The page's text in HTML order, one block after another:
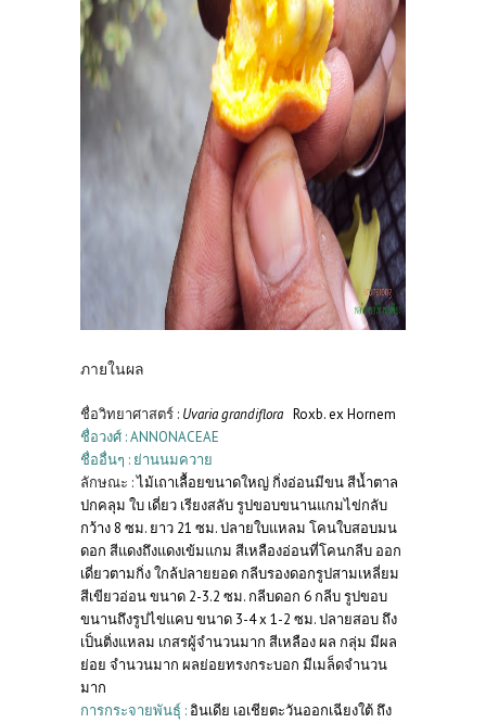
ภายในผล
ชื่อวิทยาศาสตร์ : Uvaria grandiflora Roxb. ex Hornem
ชื่อวงศ์ : ANNONACEAE
ชื่ออื่นๆ : ย่านนมควาย
ลักษณะ :ไม้เถาเลื้อยขนาดใหญ่ กิ่งอ่อนมีขน สีน้ำตาล
ปกคลุม ใบ เดี่ยว เรียงสลับ รูปขอบขนานแกมไข่กลับ
กว้าง 8 ซม. ยาว 21 ซม. ปลายใบแหลม โคนใบสอบมน
ดอก สีแดงถึงแดงเข้มแกม สีเหลืองอ่อนที่โคนกลีบ ออก
เดี่ยวตามกิ่ง ใกล้ปลายยอด กลีบรองดอกรูปสามเหลี่ยม
สีเขียวอ่อน ขนาด 2-3.2 ซม. กลีบดอก 6 กลีบ รูปขอบ
ขนานถึงรูปไข่แคบ ขนาด 3-4 x 1-2 ซม. ปลายสอบ ถึง
เป็นติ่งแหลม เกสรผู้จำนวนมาก สีเหลือง ผล กลุ่ม มีผล
ย่อย จำนวนมาก ผลย่อยทรงกระบอก มีเมล็ดจำนวน
มาก
การกระจายพันธุ์ : อินเดีย เอเชียตะวันออกเฉียงใต้ ถึง